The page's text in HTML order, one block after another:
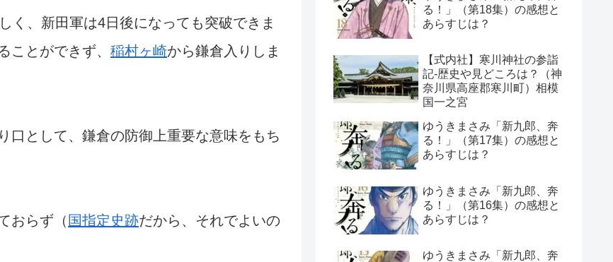
く、新田軍は4日後になっても突破できま
ことができず、 稲村ヶ崎から鎌倉入りしま
口として、鎌倉の防御上重要な意味をもち
おらず（ 国指定史跡だから、それでよいの
る！」（第18集）の感想と
あらすじは？
【式内社】寒川神社の参詣
記-歴史や見どころは？（神
奈川県高座郡寒川町）相模
国一之宮
ゆうきまさみ「新九郎、奔
る！」（第17集）の感想と
あらすじは？
ゆうきまさみ「新九郎、奔
る！」（第16集）の感想と
あらすじは？
ゆうきまさみ「新九郎、奔